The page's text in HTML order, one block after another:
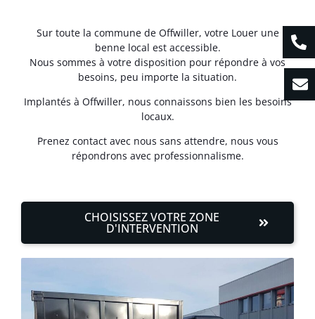
Sur toute la commune de Offwiller, votre Louer une
benne local est accessible.
Nous sommes à votre disposition pour répondre à vos
besoins, peu importe la situation.
Implantés à Offwiller, nous connaissons bien les besoins
locaux.
Prenez contact avec nous sans attendre, nous vous
répondrons avec professionnalisme.
CHOISISSEZ VOTRE ZONE
D'INTERVENTION